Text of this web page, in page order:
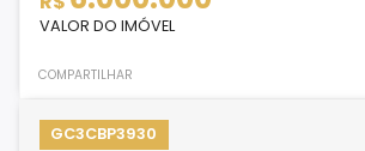
VALOR DO IMÓVEL
COMPARTILHAR
GC3CBP3930